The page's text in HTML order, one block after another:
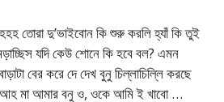
তোরা দু’ভাইবোন কি শুরু করলি হ্যাঁ কি তুই
যদি কেউ শোনে কি হবে বল? এমন
বের করে দে দেখ বুনু চিল্লাচিল্লি করছে
আহ মা আমার বনু ও, ওকে আমি ই খাবো …